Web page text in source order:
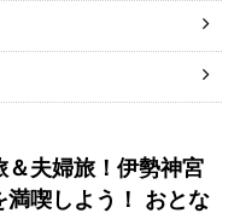
＆夫婦旅！伊勢神宮
満喫しよう！ おとな